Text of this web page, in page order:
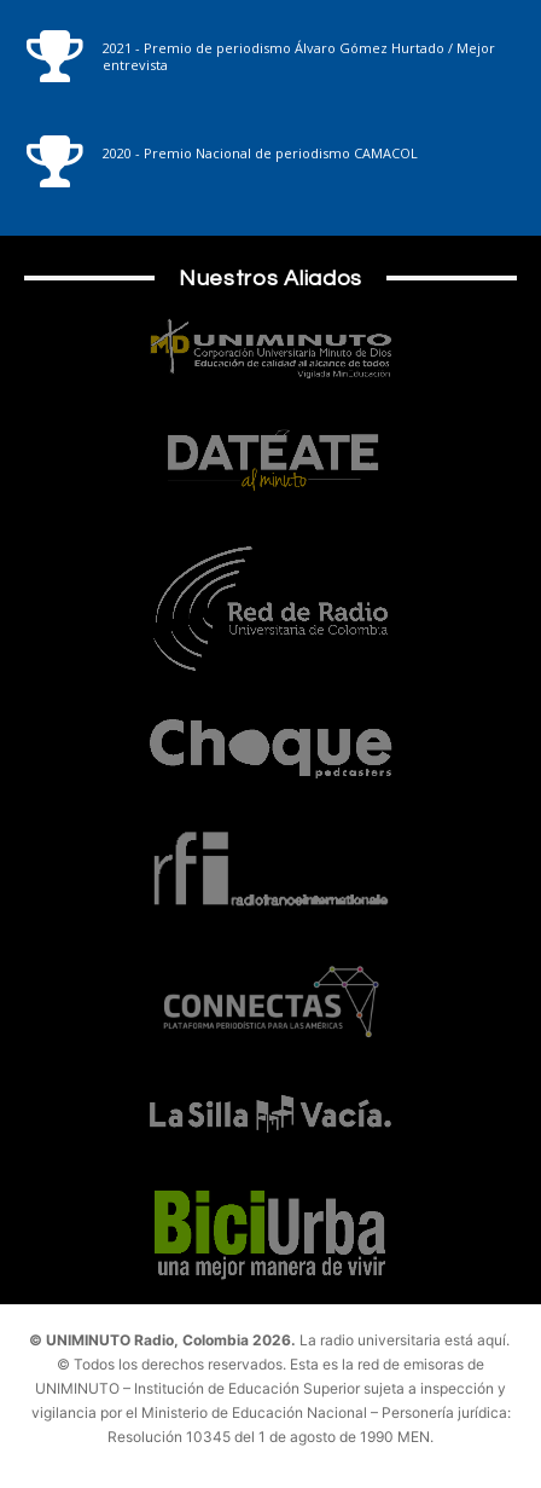
2021 - Premio de periodismo Álvaro Gómez Hurtado / Mejor
entrevista
2020 - Premio Nacional de periodismo CAMACOL
Nuestros Aliados
© UNIMINUTO Radio, Colombia 2026. La radio universitaria está aquí.
© Todos los derechos reservados. Esta es la red de emisoras de
UNIMINUTO – Institución de Educación Superior sujeta a inspección y
vigilancia por el Ministerio de Educación Nacional – Personería jurídica:
Resolución 10345 del 1 de agosto de 1990 MEN.